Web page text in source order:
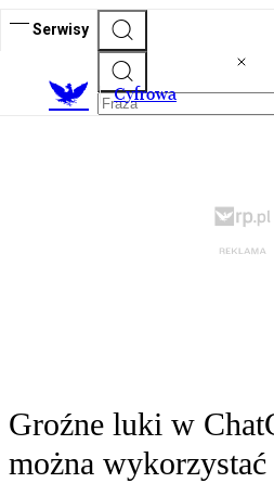
Serwisy
Cyfrowa
Groźne luki w
można wykorzystać